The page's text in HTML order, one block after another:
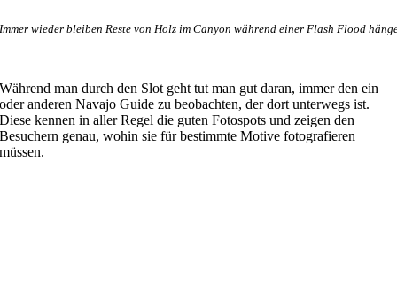
Immer wieder bleiben Reste von Holz im Canyon während einer Flash Flood
Während man durch den Slot geht tut man gut daran, immer den ein
oder anderen Navajo Guide zu beobachten, der dort unterwegs ist.
Diese kennen in aller Regel die guten Fotospots und zeigen den
Besuchern genau, wohin sie für bestimmte Motive fotografieren
müssen.